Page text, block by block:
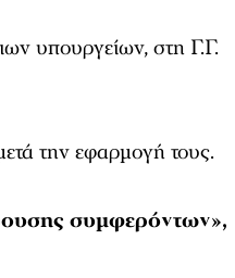
υπουργείων, στη Γ.Γ.
την εφαρµογή τους.
συµφερόντων»,